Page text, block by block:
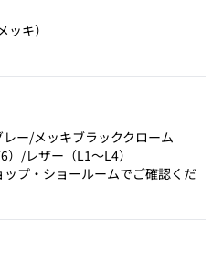
キ）
ー/メッキブラッククローム
/レザー（L1～L4）
プ・ショールームでご確認くだ